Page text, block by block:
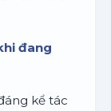
đang
kể tác